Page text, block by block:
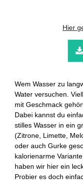
Hier
Wem Wasser zu
Water versuchen.
mit Geschmack
Dabei kannst du
stilles Wasser in ein
(Zitrone, Limette,
oder auch Gurke
kalorienarme
haben wir hier ein
Probier es doch